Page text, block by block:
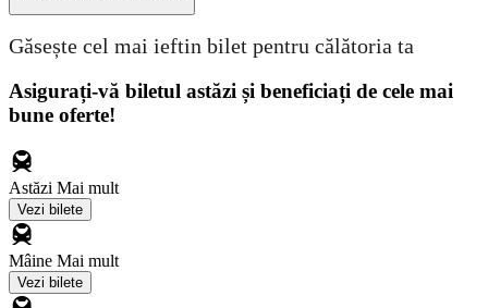
Găsește cel mai ieftin bilet pentru călătoria ta
Asigurați-vă biletul astăzi și beneficiați de cele mai
bune oferte!
Astăzi Mai mult
Vezi bilete
Mâine Mai mult
Vezi bilete